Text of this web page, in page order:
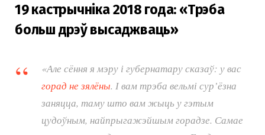
19 кастрычніка 2018 года: «Трэба
больш дрэў высаджваць»
«Але сёння я мэру і губернатару сказаў: у вас
горад не зялёны. І вам трэба вельмі сур’ёзна
заняцца, таму што вам жыць у гэтым
цудоўным, найпрыгажэйшым горадзе. Самае